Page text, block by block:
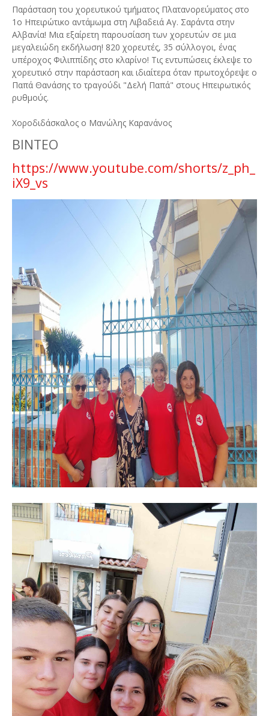
Παράσταση του χορευτικού τμήματος Πλατανορεύματος στο
1ο Ηπειρώτικο αντάμωμα στη Λιβαδειά Αγ. Σαράντα στην
Αλβανία! Μια εξαίρετη παρουσίαση των χορευτών σε μια
μεγαλειώδη εκδήλωση! 820 χορευτές, 35 σύλλογοι, ένας
υπέροχος Φιλιππίδης στο κλαρίνο! Τις εντυπώσεις έκλεψε το
χορευτικό στην παράσταση και ιδιαίτερα όταν πρωτοχόρεψε ο
Παπά Θανάσης το τραγούδι "Δελή Παπά" στους Ηπειρωτικός
ρυθμούς.
Χοροδιδάσκαλος ο Μανώλης Καρανάνος
ΒΙΝΤΕΟ
https://www.youtube.com/shorts/z_ph_
iX9_vs